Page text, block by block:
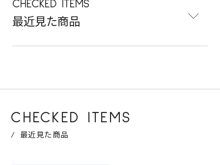
CHECKED ITEMS
最近見た商品
CHECKED ITEMS
最近見た商品